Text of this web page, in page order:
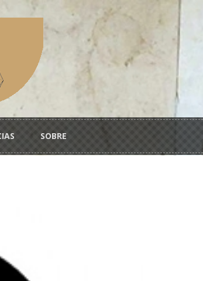
SOBRE